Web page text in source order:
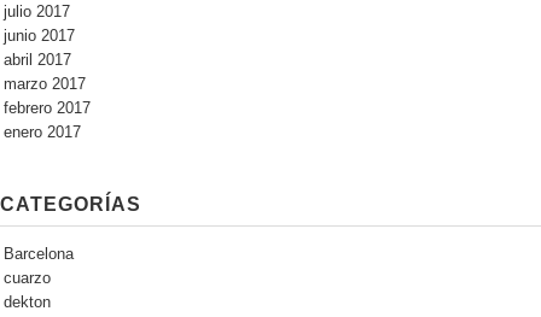
julio 2017
junio 2017
abril 2017
marzo 2017
febrero 2017
enero 2017
CATEGORÍAS
Barcelona
cuarzo
dekton